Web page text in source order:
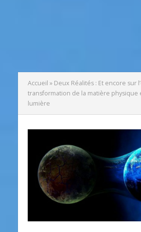
Accueil » Deux Réalités : Et encore sur
transformation de la matière physique
lumière